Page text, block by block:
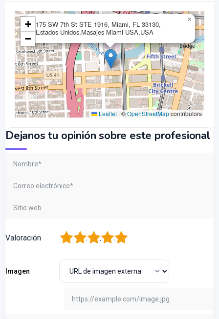
175 SW 7th St STE 1916, Miami, FL 33130,
Estados Unidos,Masajes Miami USA,USA
×
+
−
Leaflet | ©OpenStreetMapcontributors
Dejanos tu opinión sobre este profesional
Valoración 5
4
3
2
Imagen